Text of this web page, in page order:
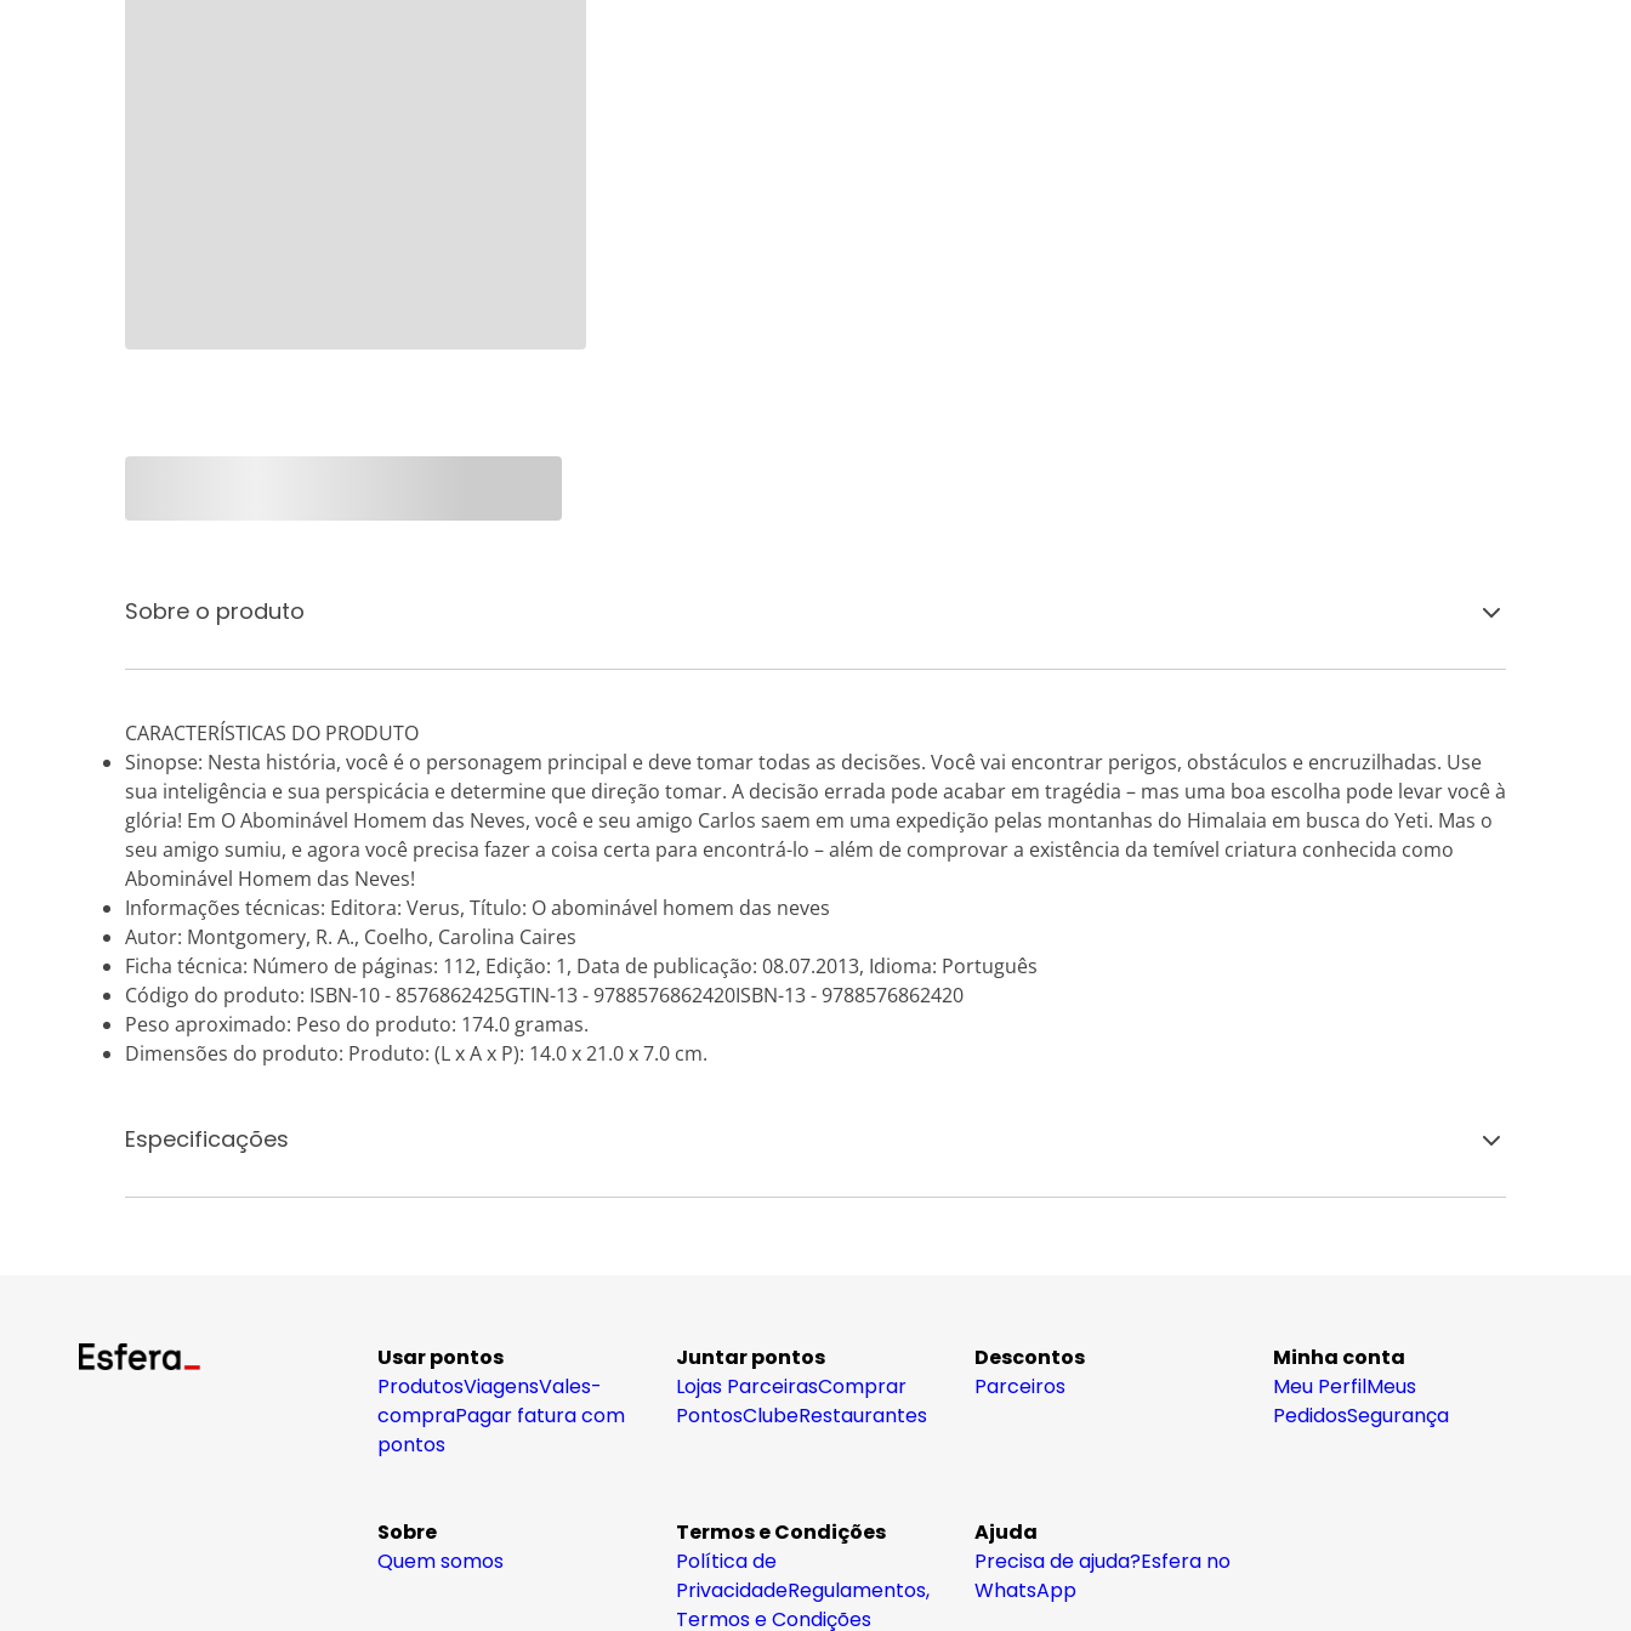
Sobre o produto
CARACTERÍSTICAS DO PRODUTO
Sinopse: Nesta história, você é o personagem principal e deve tomar todas as decisões. Você vai encontrar perigos, obstáculos e encruzilhadas. Use
sua inteligência e sua perspicácia e determine que direção tomar. A decisão errada pode acabar em tragédia – mas uma boa escolha pode levar você à
glória! Em O Abominável Homem das Neves, você e seu amigo Carlos saem em uma expedição pelas montanhas do Himalaia em busca do Yeti. Mas o
seu amigo sumiu, e agora você precisa fazer a coisa certa para encontrá-lo – além de comprovar a existência da temível criatura conhecida como
Abominável Homem das Neves!
Informações técnicas: Editora: Verus, Título: O abominável homem das neves
Autor: Montgomery, R. A., Coelho, Carolina Caires
Ficha técnica: Número de páginas: 112, Edição: 1, Data de publicação: 08.07.2013, Idioma: Português
Código do produto: ISBN-10 - 8576862425GTIN-13 - 9788576862420ISBN-13 - 9788576862420
Peso aproximado: Peso do produto: 174.0 gramas.
Dimensões do produto: Produto: (L x A x P): 14.0 x 21.0 x 7.0 cm.
Especificações
Usar pontos
ProdutosViagensVales-
compraPagar fatura com
pontos
Juntar pontos
Lojas ParceirasComprar
PontosClubeRestaurantes
Descontos
Parceiros
Minha conta
Meu PerfilMeus
PedidosSegurança
Sobre
Quem somos
Termos e Condições
Política de
PrivacidadeRegulamentos,
Termos e Condições
Ajuda
Precisa de ajuda?Esfera no
WhatsApp